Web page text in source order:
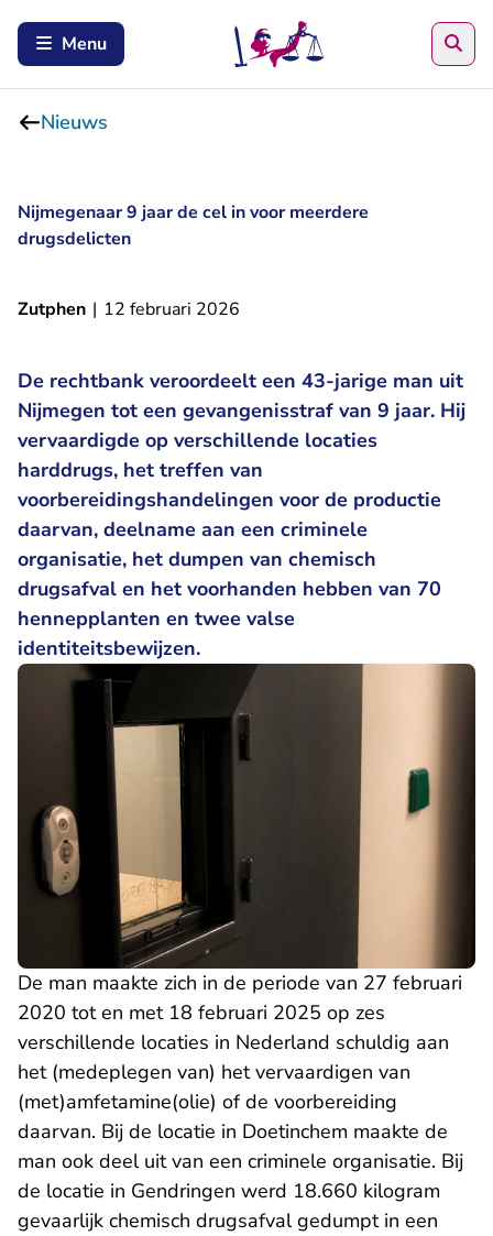
Menu
Nieuws
Nijmegenaar 9 jaar de cel in voor meerdere
drugsdelicten
Zutphen | 12 februari 2026
De rechtbank veroordeelt een 43-jarige man uit
Nijmegen tot een gevangenisstraf van 9 jaar. Hij
vervaardigde op verschillende locaties
harddrugs, het treffen van
voorbereidingshandelingen voor de productie
daarvan, deelname aan een criminele
organisatie, het dumpen van chemisch
drugsafval en het voorhanden hebben van 70
hennepplanten en twee valse
identiteitsbewijzen.
De man maakte zich in de periode van 27 februari
2020 tot en met 18 februari 2025 op zes
verschillende locaties in Nederland schuldig aan
het (medeplegen van) het vervaardigen van
(met)amfetamine(olie) of de voorbereiding
daarvan. Bij de locatie in Doetinchem maakte de
man ook deel uit van een criminele organisatie. Bij
de locatie in Gendringen werd 18.660 kilogram
gevaarlijk chemisch drugsafval gedumpt in een